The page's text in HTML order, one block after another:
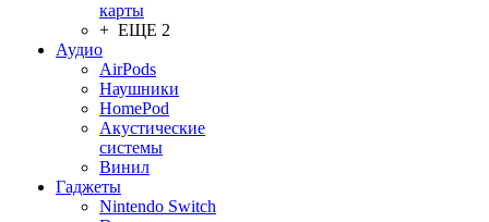
карты
+ ЕЩЕ 2
Аудио
AirPods
Наушники
HomePod
Акустические
системы
Винил
Гаджеты
Nintendo Switch